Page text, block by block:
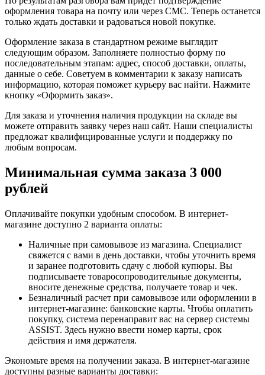
оформления товара на почту или через СМС. Теперь останется
только ждать доставки и радоваться новой покупке.
Оформление заказа в стандартном режиме выглядит
следующим образом. Заполняете полностью форму по
последовательным этапам: адрес, способ доставки, оплаты,
данные о себе. Советуем в комментарии к заказу написать
информацию, которая поможет курьеру вас найти. Нажмите
кнопку «Оформить заказ».
Для заказа и уточнения наличия продукции на складе вы
можете отправить заявку через наш сайт. Наши специалисты
предложат квалифицированные услуги и поддержку по
любым вопросам.
Минимальная сумма заказа 3 000
рублей
Оплачивайте покупки удобным способом. В интернет-
магазине доступно 2 варианта оплаты:
Наличные при самовывозе из магазина. Специалист
свяжется с вами в день доставки, чтобы уточнить время
и заранее подготовить сдачу с любой купюры. Вы
подписываете товаросопроводительные документы,
вносите денежные средства, получаете товар и чек.
Безналичный расчет при самовывозе или оформлении в
интернет-магазине: банковские карты. Чтобы оплатить
покупку, система перенаправит вас на сервер системы
ASSIST. Здесь нужно ввести номер карты, срок
действия и имя держателя.
Экономьте время на получении заказа. В интернет-магазине
доступны разные варианты доставки: